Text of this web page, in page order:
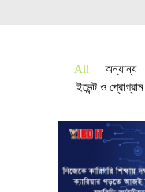
All অন্যান্য
ইভেন্ট ও প্রোগ্রাম